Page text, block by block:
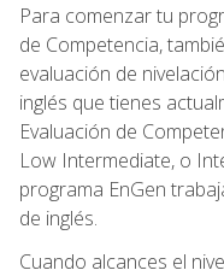
Para comenzar tu
de Competencia,
evaluación de
inglés que tienes
Evaluación de
Low Intermediate, o
programa EnGen
de inglés.
Cuando alcances el